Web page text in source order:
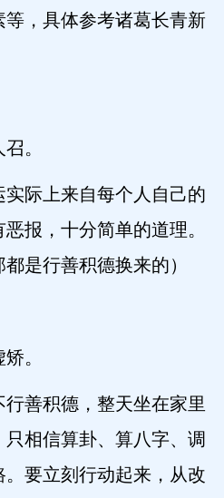
等，具体参考诸葛长青新
。
实际上来自每个人自己的
报，十分简单的道理。
是行善积德换来的）
。
行善积德，整天坐在家里
相信算卦、算八字、调
要立刻行动起来，从改